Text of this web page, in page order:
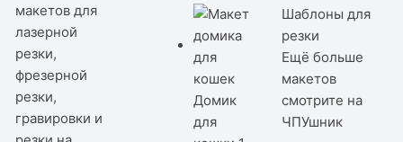
макетов для
лазерной
резки,
фрезерной
резки,
гравировки и
Домик
для
Шаблоны для
резки
Ещё больше
макетов
смотрите на
ЧПУшник